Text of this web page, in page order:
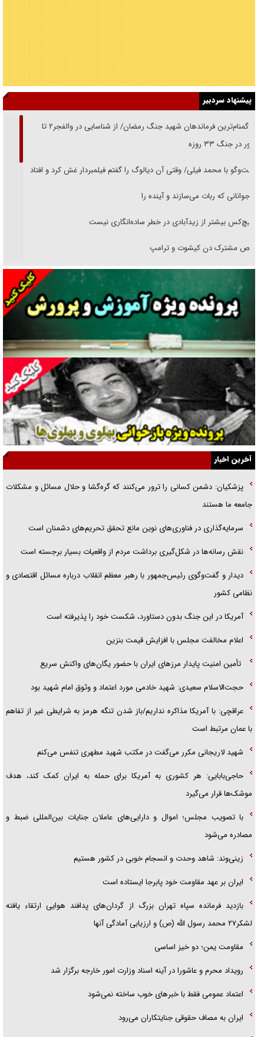
پیشنهاد سردبیر
از گمنام‌ترین فرماندهان شهید جنگ رمضان/ از شناسایی در والفجر۲ تا
حضور در جنگ ۳۳ روزه
گفت‌وگو با محمد فیلی/ وقتی آن دیالوگ را گفتم فیلمبردار غش کرد و افتاد
نوجوانانی که ربات می‌سازند و آینده را
هیچ‌کس بیشتر از زیدآبادی در خطر ساده‌انگاری نیست
رقص مشترک دن کیشوت و ترامپ
دنده دولت به واگذاری مسئله‌دار ایران‌خودرو/ خصوصی‌سازی یا انحصار؟
غریزه‌ی بقا و آقای باقی و رفقا
جراحی‌های زیبایی با مدرک فوق‌دیپلم! + گفت‌وگو با متهم
گفت‌وگو با همسر یکی از شهدای جنگ رمضان/ پیکر بی‌سر شهید را از
انگشت‌های پا شناسایی کردیم
نسلی که آنلاین الگو می‌گیرد
گفت‌وگو با آیت‌الله جاودان/ جفای مخالفان مکانت معنوی رهبر شهید را
ارتقا می‌داد
راننده مست به قانون می‌خندد
همه آقای دوربینی شده‌ایم!
آخرین اخبار
پزشکیان: دشمن کسانی را ترور می‌کنند که گره‌گشا و حلال مسائل و مشکلات
جامعه ما هستند
سرمایه‌گذاری در فناوری‌های نوین مانع تحقق تحریم‌های دشمنان است
نقش رسانه‌ها در شکل‌گیری برداشت مردم از واقعیات بسیار برجسته است
دیدار و گفت‌وگوی رئیس‌جمهور با رهبر معظم انقلاب درباره مسائل اقتصادی و
نظامی کشور
آمریکا در این جنگ بدون دستاورد، شکست خود را پذیرفته است
اعلام مخالفت مجلس با افزایش قیمت بنزین
تأمین امنیت پایدار مرزهای ایران با حضور یگان‌های واکنش سریع
حجت‌الاسلام سعیدی: شهید خادمی مورد اعتماد و وثوق امام شهید بود
عراقچی: با آمریکا مذاکره نداریم/باز شدن تنگه هرمز به شرایطی غیر از تفاهم
با عمان مرتبط است
شهید لاریجانی مکرر می‌گفت در مکتب شهید مطهری تنفس می‌کنم
حاجی‌بابایی: هر کشوری به آمریکا برای حمله به ایران کمک کند، هدف
موشک‌ها قرار می‌گیرد
با تصویب مجلس؛ اموال و دارایی‌های عاملان جنایات بین‌المللی ضبط و
مصادره می‌شود
زینی‌وند: شاهد وحدت و انسجام خوبی در کشور هستیم
ایران بر عهد مقاومت خود پابرجا ایستاده است
بازدید فرمانده سپاه تهران بزرگ از گردان‌های پدافند هوایی ارتقاء یافته
لشکر۲۷ محمد رسول الله (ص) و ارزیابی آمادگی آنها
مقاومت یمن؛ دو خیز اساسی
رویداد محرم و عاشورا در آینه اسناد وزارت امور خارجه برگزار شد
اعتماد عمومی فقط با خبرهای خوب ساخته نمی‌شود
ایران به مصاف حقوقی جنایتکاران می‌رود